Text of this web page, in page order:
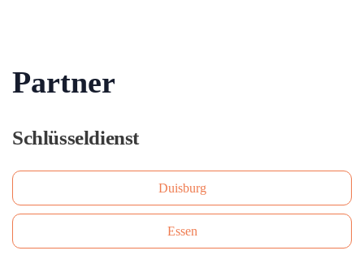
Partner
Schlüsseldienst
Duisburg
Essen